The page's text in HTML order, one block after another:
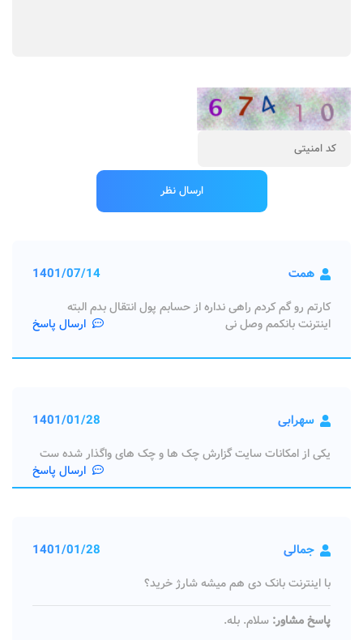
همت 1401/07/14
کارتم رو گم کردم راهی نداره از حسابم پول انتقال بدم البته
اینترنت بانکمم وصل نی
ارسال پاسخ
سهرابی 1401/01/28
یکی از امکانات سایت گزارش چک‌ ها و چک‌ های واگذار شده ست
ارسال پاسخ
جمالی 1401/01/28
با اینترنت بانک دی هم میشه شارژ خرید؟
پاسخ مشاور: سلام. بله.